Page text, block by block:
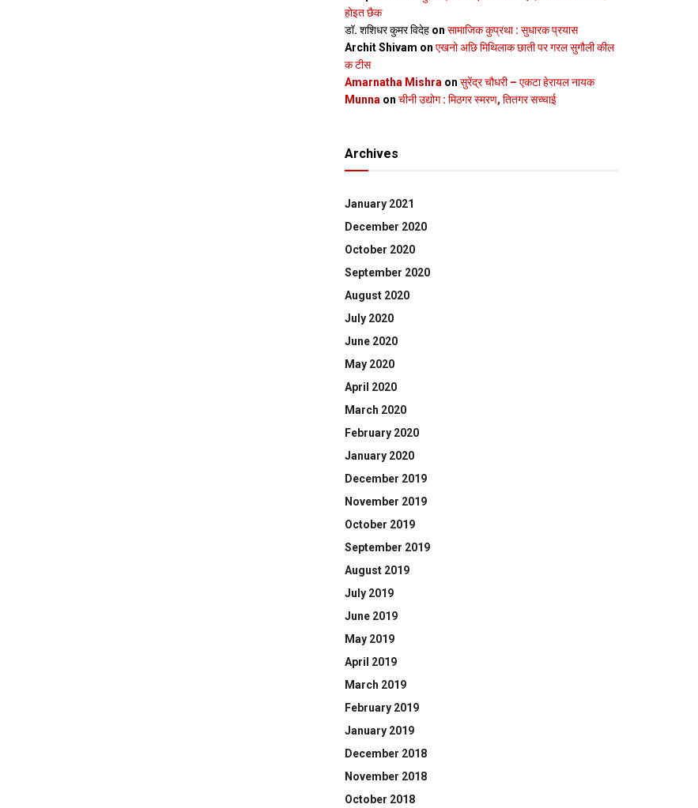
होइत छैक
डॉ. शशिधर कुमर विदेह on सामाजिक कुप्रथा : सुधारक प्रयास
Archit Shivam on एखनो अछि मिथिलाक छाती पर गरल सुगौली कील
क टीस
Amarnatha Mishra on सुरेंद्र चौधरी – एकटा हेरायल नायक
Munna on चीनी उद्योग : मिठगर स्‍मरण, तितगर सच्‍चाई
Archives
January 2021
December 2020
October 2020
September 2020
August 2020
July 2020
June 2020
May 2020
April 2020
March 2020
February 2020
January 2020
December 2019
November 2019
October 2019
September 2019
August 2019
July 2019
June 2019
May 2019
April 2019
March 2019
February 2019
January 2019
December 2018
November 2018
October 2018